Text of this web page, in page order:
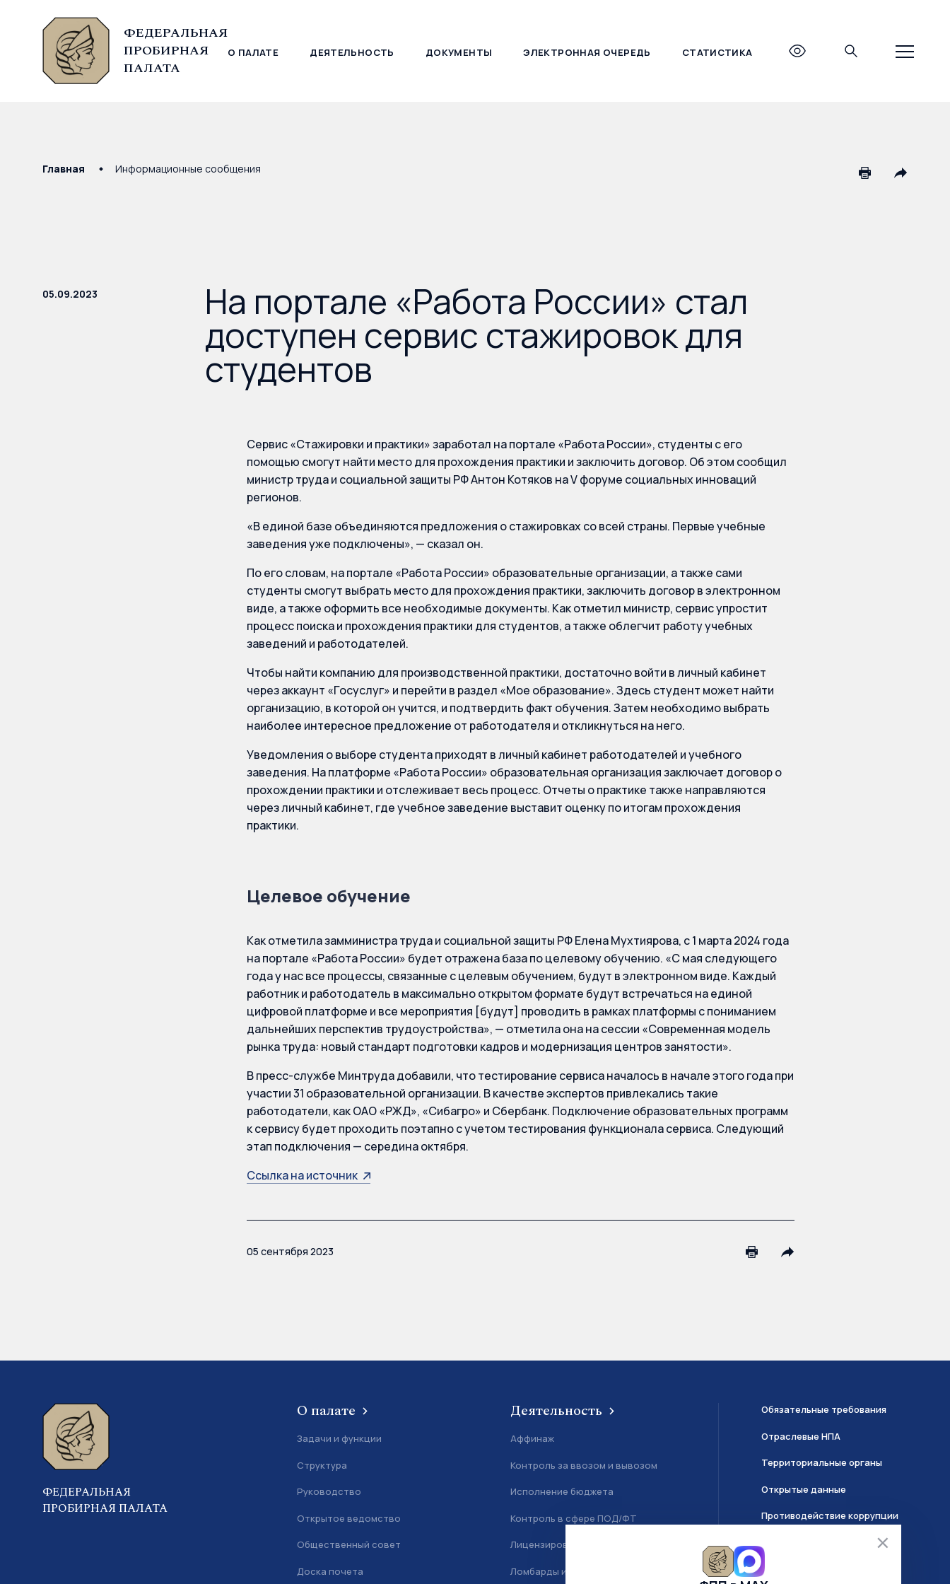
ФЕДЕРАЛЬНАЯ
ПРОБИРНАЯ
ПАЛАТА
О ПАЛАТЕ ДЕЯТЕЛЬНОСТЬ ДОКУМЕНТЫ ЭЛЕКТРОННАЯ ОЧЕРЕДЬ СТАТИСТИКА
© Федеральная пробирная палата, 2026 +7 (495) 690-27-27
Главная Информационные сообщения
05.09.2023 На портале «Работа России» стал
доступен сервис стажировок для
студентов
Сервис «Стажировки и практики» заработал на портале «Работа России», студенты с его
помощью смогут найти место для прохождения практики и заключить договор. Об этом сообщил
министр труда и социальной защиты РФ Антон Котяков на V форуме социальных инноваций
регионов.
«В единой базе объединяются предложения о стажировках со всей страны. Первые учебные
заведения уже подключены», — сказал он.
По его словам, на портале «Работа России» образовательные организации, а также сами
студенты смогут выбрать место для прохождения практики, заключить договор в электронном
виде, а также оформить все необходимые документы. Как отметил министр, сервис упростит
процесс поиска и прохождения практики для студентов, а также облегчит работу учебных
заведений и работодателей.
Чтобы найти компанию для производственной практики, достаточно войти в личный кабинет
через аккаунт «Госуслуг» и перейти в раздел «Мое образование». Здесь студент может найти
организацию, в которой он учится, и подтвердить факт обучения. Затем необходимо выбрать
наиболее интересное предложение от работодателя и откликнуться на него.
Уведомления о выборе студента приходят в личный кабинет работодателей и учебного
заведения. На платформе «Работа России» образовательная организация заключает договор о
прохождении практики и отслеживает весь процесс. Отчеты о практике также направляются
через личный кабинет, где учебное заведение выставит оценку по итогам прохождения
практики.
Целевое обучение
Как отметила замминистра труда и социальной защиты РФ Елена Мухтиярова, с 1 марта 2024 года
на портале «Работа России» будет отражена база по целевому обучению. «С мая следующего
года у нас все процессы, связанные с целевым обучением, будут в электронном виде. Каждый
работник и работодатель в максимально открытом формате будут встречаться на единой
цифровой платформе и все мероприятия [будут] проводить в рамках платформы с пониманием
дальнейших перспектив трудоустройства», — отметила она на сессии «Современная модель
рынка труда: новый стандарт подготовки кадров и модернизация центров занятости».
В пресс-службе Минтруда добавили, что тестирование сервиса началось в начале этого года при
участии 31 образовательной организации. В качестве экспертов привлекались такие
работодатели, как ОАО «РЖД», «Сибагро» и Сбербанк. Подключение образовательных программ
к сервису будет проходить поэтапно с учетом тестирования функционала сервиса. Следующий
этап подключения — середина октября.
Ссылка на источник
05 сентября 2023
ФЕДЕРАЛЬНАЯ
ПРОБИРНАЯ ПАЛАТА
О палате
Задачи и функции
Структура
Руководство
Открытое ведомство
Общественный совет
Доска почета
Деятельность
Аффинаж
Контроль за ввозом и вывозом
Исполнение бюджета
Контроль в сфере ПОД/ФТ
Лицензирование
Ломбарды и скупка
Обязательные требования
Отраслевые НПА
Территориальные органы
Открытые данные
Противодействие коррупции
О системе ГИИС ДМДК